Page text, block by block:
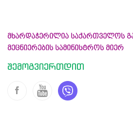
მხარდაჭერილია საქართველოს
მეცნიერების სამინისტროს მიერ
შემოგვიერთდით